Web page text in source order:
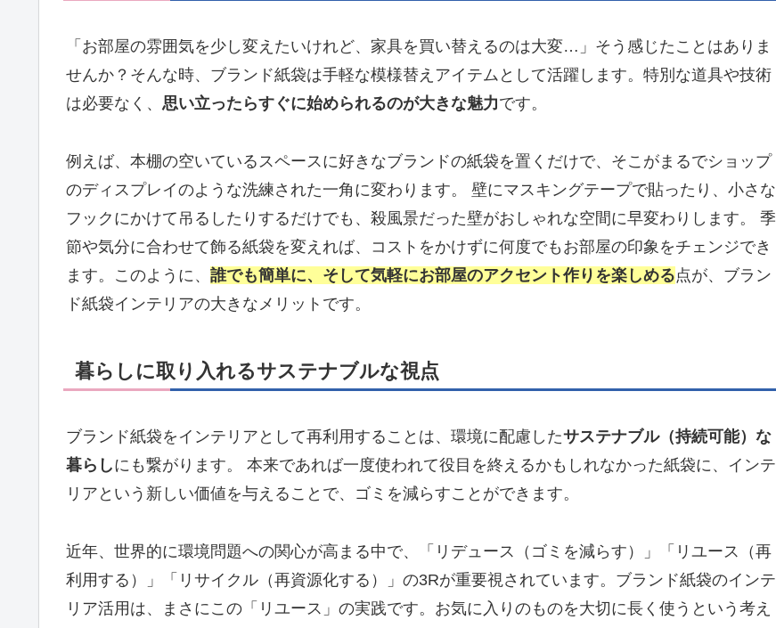
「お部屋の雰囲気を少し変えたいけれど、家具を買い替えるのは大変…」そう感じたことはありま
せんか？そんな時、ブランド紙袋は手軽な模様替えアイテムとして活躍します。特別な道具や技術
は必要なく、 思い立ったらすぐに始められるのが大きな魅力です。
例えば、本棚の空いているスペースに好きなブランドの紙袋を置くだけで、そこがまるでショップ
のディスプレイのような洗練された一角に変わります。 壁にマスキングテープで貼ったり、小さな
フックにかけて吊るしたりするだけでも、殺風景だった壁がおしゃれな空間に早変わりします。 季
節や気分に合わせて飾る紙袋を変えれば、コストをかけずに何度でもお部屋の印象をチェンジでき
ます。このように、 誰でも簡単に、そして気軽にお部屋のアクセント作りを楽しめる点が、ブラン
ド紙袋インテリアの大きなメリットです。
暮らしに取り入れるサステナブルな視点
ブランド紙袋をインテリアとして再利用することは、環境に配慮したサステナブル（持続可能）な
暮らしにも繋がります。 本来であれば一度使われて役目を終えるかもしれなかった紙袋に、インテ
リアという新しい価値を与えることで、ゴミを減らすことができます。
近年、世界的に環境問題への関心が高まる中で、「リデュース（ゴミを減らす）」「リユース（再
利用する）」「リサイクル（再資源化する）」の3Rが重要視されています。ブランド紙袋のインテ
リア活用は、まさにこの「リユース」の実践です。お気に入りのものを大切に長く使うという考え